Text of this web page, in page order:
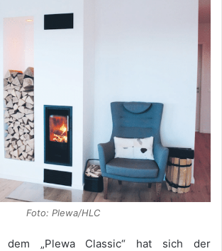
Foto: Plewa/HLC
dem „Plewa Classic“ hat sich der